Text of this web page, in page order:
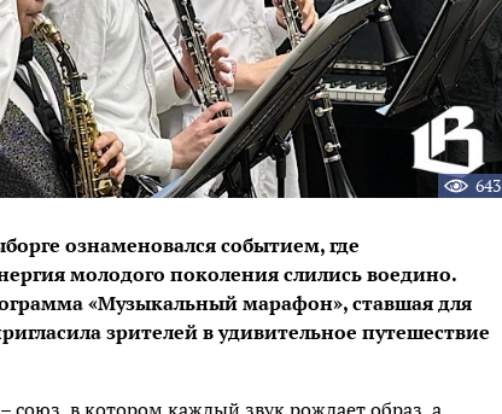
643
ознаменовался событием, где
молодого поколения слились воедино.
«Музыкальный марафон», ставшая для
зрителей в удивительное путешествие
в котором каждый звук рождает образ, а